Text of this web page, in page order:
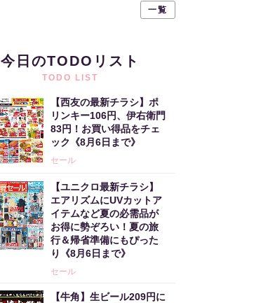
一覧
今日のTODOリスト
TODO LIST
【西友の最新チラシ】ポ
リンキー106円、伊右衛門
83円！お買い得品をチェ
ック《8月6日まで》
セール
【ユニクロ最新チラシ】
エアリズムにUVカットア
イテムなど夏の必需品が
お得に勢ぞろい！夏の旅
行＆帰省準備にもぴった
り《8月6日まで》
セール
【牛角】生ビール209円に